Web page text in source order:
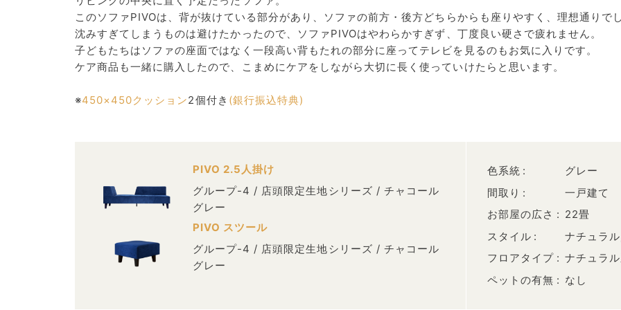
このソファPIVOは、背が抜けている部分があり、ソファの前方・後方どちらからも座りやすく、理想通りでし
沈みすぎてしまうものは避けたかったので、ソファPIVOはやわらかすぎず、丁度良い硬さで疲れません。
子どもたちはソファの座面ではなく一段高い背もたれの部分に座ってテレビを見るのもお気に入りです。
ケア商品も一緒に購入したので、こまめにケアをしながら大切に長く使っていけたらと思います。
※450×450クッション2個付き (銀行振込特典)
PIVO 2.5人掛け
グループ-4 / 店頭限定生地シリーズ / チャコール
グレー
PIVO スツール
グループ-4 / 店頭限定生地シリーズ / チャコール
グレー
色系統
グレー
間取り
一戸建て
お部屋の広さ
22畳
スタイル
ナチュラ
フロアタイプ
ナチュラ
ペットの有無
なし